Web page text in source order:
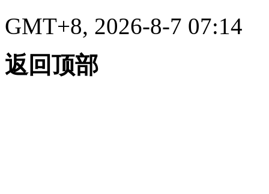
GMT+8, 2026-8-7 07:14
返回顶部